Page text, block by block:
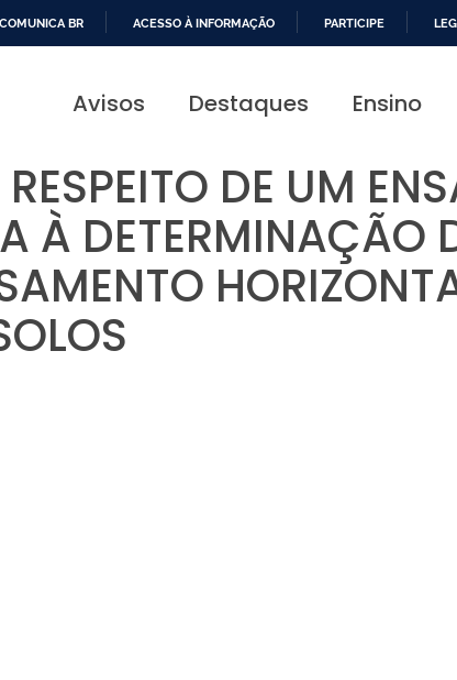
PARA
COMUNICA BR ACESSO À INFORMAÇÃO PARTICIPE
Avisos Destaques Ensino
DE UM
À DETERMINAÇÃO